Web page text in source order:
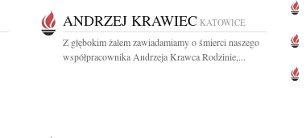
ANDRZEJ KRAWIEC KATOWICE
Z głębokim żalem zawiadamiamy o śmierci naszego
współpracownika Andrzeja Krawca Rodzinie,...